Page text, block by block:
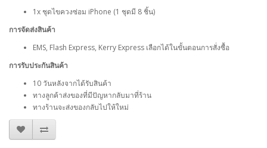
1x ชุดไขควงซ่อม iPhone (1 ชุดมี 8 ชิ้น)
การจัดส่งสินค้า
EMS, Flash Express, Kerry Express เลือกได้ในขั้นตอนการสั่งซื้อ
การรับประกันสินค้า
10 วันหลังจากได้รับสินค้า
ทางลูกค้าส่งของที่มีปัญหากลับมาที่ร้าน
ทางร้านจะส่งของกลับไปให้ใหม่